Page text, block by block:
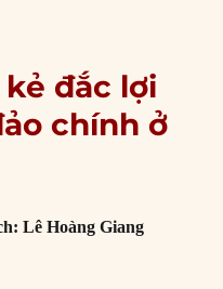
đắc lợi
chính ở
Lê Hoàng Giang